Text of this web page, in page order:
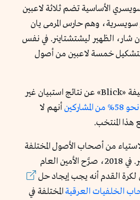
الأساسية تضم ثلاثة لاعبين
وهم حارس المرمى يان
شار، الظهير ليشتشتاينر. في نفس
خمسة لاعبين من أصول
آنذاك، أعلنت صحيفة «Blick» عن نتائج استبيان غير
نحو 58% من المشاركين أنهم لا
المنتخب.
من أصحاب الأصول المختلفة
حصراً على الجماهير. في 2018، صرَّح الأمين العام
القدم أنه يجب إيجاد حل
الخلفيات العرقية المختلفة في